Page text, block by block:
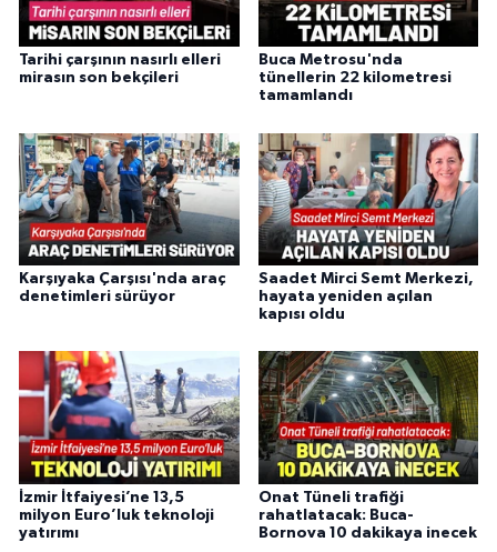
Tarihi çarşının nasırlı elleri
mirasın son bekçileri
Buca Metrosu'nda
tünellerin 22 kilometresi
tamamlandı
Karşıyaka Çarşısı'nda araç
denetimleri sürüyor
Saadet Mirci Semt Merkezi,
hayata yeniden açılan
kapısı oldu
İzmir İtfaiyesi’ne 13,5
milyon Euro’luk teknoloji
yatırımı
Onat Tüneli trafiği
rahatlatacak: Buca-
Bornova 10 dakikaya inecek